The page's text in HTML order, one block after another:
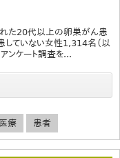
れた20代以上の卵巣がん患
していない女性1,314名（以
ンケート調査を...
医療 患者